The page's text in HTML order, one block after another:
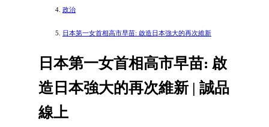
政治
日本第一女首相高市早苗: 啟造日本強大的再次維新
日本第一女首相高市早苗: 啟
造日本強大的再次維新 | 誠品
線上